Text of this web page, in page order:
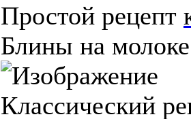
Простой рецепт
Блины на
Классический